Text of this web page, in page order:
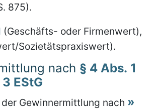
875).
(Geschäfts- oder Firmenwert),
Sozietätspraxiswert).
nach § 4 Abs. 1
EStG
Gewinnermittlung nach